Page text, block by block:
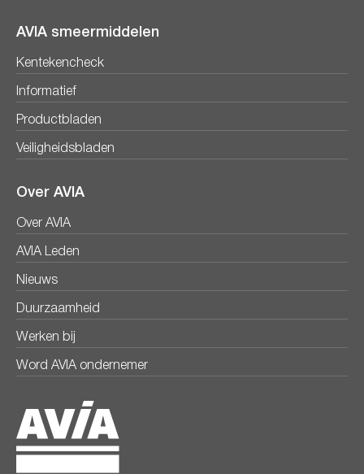
AVIA smeermiddelen
Kentekencheck
Informatief
Productbladen
Veiligheidsbladen
Over AVIA
Over AVIA
AVIA Leden
Nieuws
Duurzaamheid
Werken bij
Word AVIA ondernemer